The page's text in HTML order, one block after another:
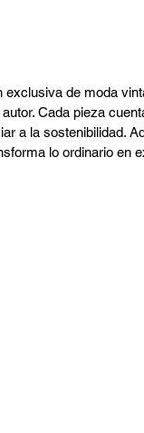
de moda
Cada pieza
a la sostenibilidad.
lo ordinario en